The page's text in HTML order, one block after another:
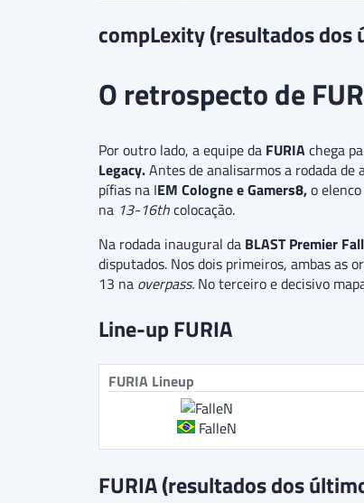
compLexity (resultados
O retrospecto de
Por outro lado, a equipe da FURIAchega
Legacy.Antes de analisarmos a rodada
pífias na IEM Cologne e Gamers8,o
na 13-16thcolocação.
Na rodada inaugural da BLAST Premier
disputados. Nos dois primeiros, ambas as
13 na overpass. No terceiro e decisivo
Line-up FURIA
FURIA Lineup
FalleN
FURIA (resultados dos